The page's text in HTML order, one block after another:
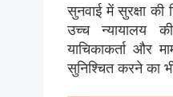
सुनवाई में सुरक्षा की
उच्च न्यायालय
याचिकाकर्ता और
सुनिश्चित करने का भी